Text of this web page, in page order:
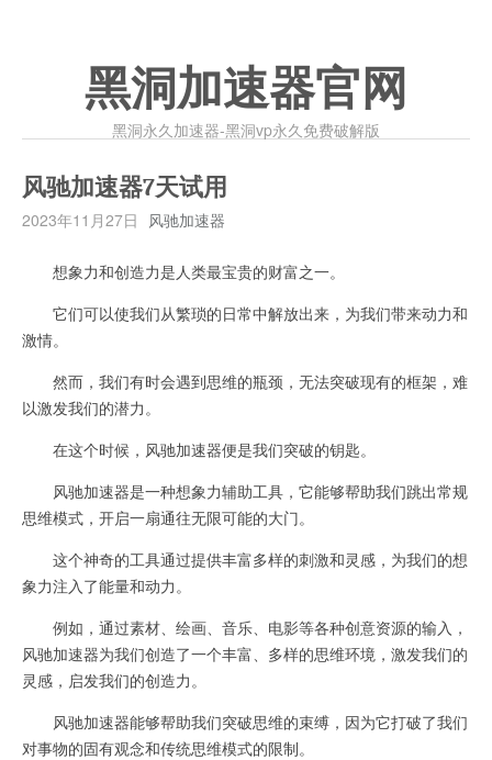
黑洞加速器官网
黑洞永久加速器-黑洞vp永久免费破解版
风驰加速器7天试用
2023年11月27日 风驰加速器
想象力和创造力是人类最宝贵的财富之一。
它们可以使我们从繁琐的日常中解放出来，为我们带来动力和
激情。
然而，我们有时会遇到思维的瓶颈，无法突破现有的框架，难
以激发我们的潜力。
在这个时候，风驰加速器便是我们突破的钥匙。
风驰加速器是一种想象力辅助工具，它能够帮助我们跳出常规
思维模式，开启一扇通往无限可能的大门。
这个神奇的工具通过提供丰富多样的刺激和灵感，为我们的想
象力注入了能量和动力。
例如，通过素材、绘画、音乐、电影等各种创意资源的输入，
风驰加速器为我们创造了一个丰富、多样的思维环境，激发我们的
灵感，启发我们的创造力。
风驰加速器能够帮助我们突破思维的束缚，因为它打破了我们
对事物的固有观念和传统思维模式的限制。